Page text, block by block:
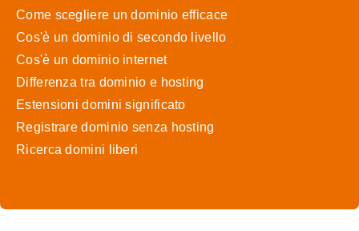
Come scegliere un dominio efficace
Cos'è un dominio di secondo livello
Cos'è un dominio internet
Differenza tra dominio e hosting
Estensioni domini significato
Registrare dominio senza hosting
Ricerca domini liberi